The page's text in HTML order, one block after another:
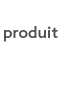
produit